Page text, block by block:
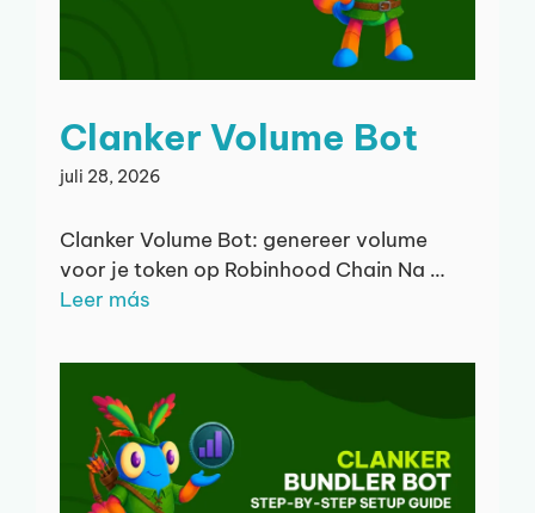
Clanker Volume Bot
juli 28, 2026
Clanker Volume Bot: genereer volume
voor je token op Robinhood Chain Na …
Leer más